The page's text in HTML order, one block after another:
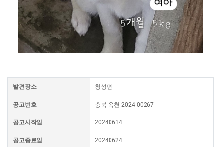
발견장소 청성면
공고번호 충북-옥천-2024-00267
공고시작일 20240614
공고종료일 20240624